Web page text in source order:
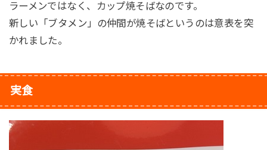
ラーメンではなく、カップ焼そばなのです。
新しい「ブタメン」の仲間が焼そばというのは意表を突
かれました。
実食